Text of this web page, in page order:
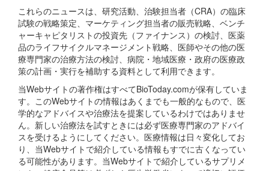
これらのニュースは、研究活動、治験担当者（CRA）の臨床
試験の戦略策定、マーケティング担当者の販売戦略、ベンチ
ャーキャピタリストの投資先（ファイナンス）の検討、医薬
品のライフサイクルマネージメント戦略、医師やその他の医
療専門家の治療方法の検討、病院・地域医療・政府の医療政
策の計画・実行を補助する資料として利用できます。
当Webサイトの著作権はすべてBioToday.comが保有していま
す。このWebサイトの情報はあくまでも一般的なもので、医
学的なアドバイスや治療法を提案しているわけではありませ
ん。新しい治療法を試すときには必ず医療専門家のアドバイ
スを受けるようにしてください。医療情報は日々変化してお
り、当Webサイトで紹介している情報もすでに古くなってい
る可能性があります。当Webサイトで紹介しているサプリメ